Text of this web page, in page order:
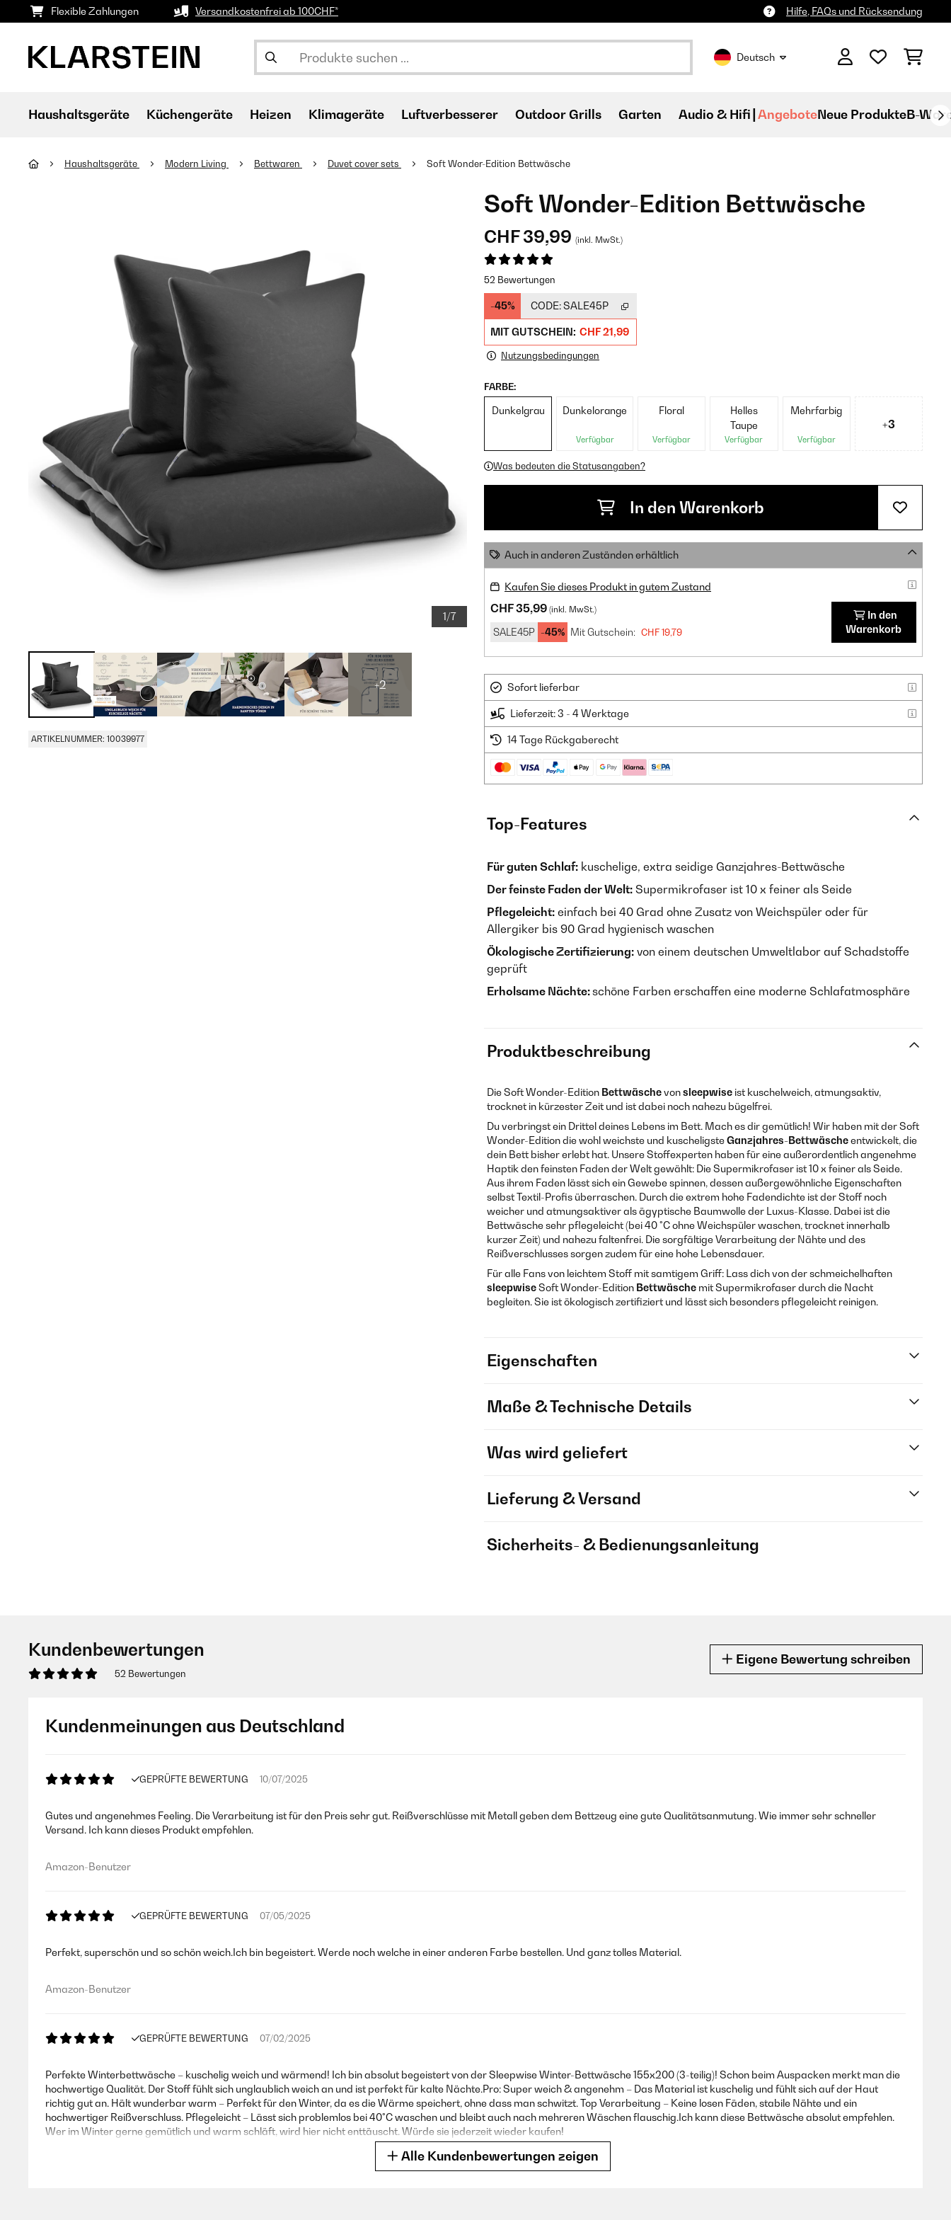
Flexible Zahlungen Versandkostenfrei ab 100CHF* Hilfe, FAQs und Rücksendung
Deutsch
Haushaltsgeräte Küchengeräte Heizen Klimageräte Luftverbesserer Outdoor Grills Garten Audio & Hifi AngeboteNeue ProdukteB-
Haushaltsgeräte Modern Living Bettwaren Duvet cover sets Soft Wonder-Edition Bettwäsche
1/7
+2
ARTIKELNUMMER: 10039977
Soft Wonder-Edition Bettwäsche
CHF 39,99 (inkl. MwSt.)
52 Bewertungen
-45% CODE: SALE45P
MIT GUTSCHEIN: CHF 21,99
Nutzungsbedingungen
FARBE:
Dunkelgrau Dunkelorange
Verfügbar
Floral
Verfügbar
Helles
Taupe
Verfügbar
Mehrfarbig
Verfügbar
+3
Was bedeuten die Statusangaben?
In den Warenkorb
Auch in anderen Zuständen erhältlich
Kaufen Sie dieses Produkt in gutem Zustand
CHF 35,99 (inkl. MwSt.)
SALE45P -45% Mit Gutschein: CHF 19,79
In den
Warenkorb
Sofort lieferbar
Lieferzeit: 3 - 4 Werktage
14 Tage Rückgaberecht
Top-Features
Für guten Schlaf: kuschelige, extra seidige Ganzjahres-Bettwäsche
Der feinste Faden der Welt: Supermikrofaser ist 10 x feiner als Seide
Pflegeleicht: einfach bei 40 Grad ohne Zusatz von Weichspüler oder für
Allergiker bis 90 Grad hygienisch waschen
Ökologische Zertifizierung: von einem deutschen Umweltlabor auf Schadstoffe
geprüft
Erholsame Nächte:schöne Farben erschaffen eine moderne Schlafatmosphäre
Produktbeschreibung
Die Soft Wonder-Edition Bettwäschevonsleepwise ist kuschelweich, atmungsaktiv,
trocknet in kürzester Zeit und ist dabei noch nahezu bügelfrei.
Du verbringst ein Drittel deines Lebens im Bett. Mach es dir gemütlich! Wir haben mit der Soft
Wonder-Edition die wohl weichste und kuscheligsteGanzjahres-Bettwäscheentwickelt, die
dein Bett bisher erlebt hat. Unsere Stoffexperten haben für eine außerordentlich angenehme
Haptik den feinsten Faden der Welt gewählt: Die Supermikrofaser ist 10 x feiner als Seide.
Aus ihrem Faden lässt sich ein Gewebe spinnen, dessen außergewöhnliche Eigenschaften
selbst Textil-Profis überraschen. Durch die extrem hohe Fadendichte ist der Stoff noch
weicher und atmungsaktiver als ägyptische Baumwolle der Luxus-Klasse. Dabei ist die
Bettwäsche sehr pflegeleicht (bei 40 °C ohne Weichspüler waschen, trocknet innerhalb
kurzer Zeit) und nahezu faltenfrei. Die sorgfältige Verarbeitung der Nähte und des
Reißverschlusses sorgen zudem für eine hohe Lebensdauer.
Für alle Fans von leichtem Stoff mit samtigem Griff: Lass dich von der schmeichelhaften
sleepwiseSoft Wonder-Edition Bettwäsche mit Supermikrofaser durch die Nacht
begleiten. Sie ist ökologisch zertifiziert und lässt sich besonders pflegeleicht reinigen.
Eigenschaften
Maße & Technische Details
Was wird geliefert
Lieferung & Versand
Sicherheits- & Bedienungsanleitung
Kundenbewertungen
52 Bewertungen
Eigene Bewertung schreiben
Kundenmeinungen aus Deutschland
GEPRÜFTE BEWERTUNG 10/07/2025
Gutes und angenehmes Feeling. Die Verarbeitung ist für den Preis sehr gut. Reißverschlüsse mit Metall geben dem Bettzeug eine gute Qualitätsanmutung. Wie immer sehr schneller
Versand. Ich kann dieses Produkt empfehlen.
Amazon-Benutzer
GEPRÜFTE BEWERTUNG 07/05/2025
Perfekt, superschön und so schön weich.Ich bin begeistert. Werde noch welche in einer anderen Farbe bestellen. Und ganz tolles Material.
Amazon-Benutzer
GEPRÜFTE BEWERTUNG 07/02/2025
Perfekte Winterbettwäsche – kuschelig weich und wärmend! Ich bin absolut begeistert von der Sleepwise Winter-Bettwäsche 155x200 (3-teilig)! Schon beim Auspacken merkt man die
hochwertige Qualität. Der Stoff fühlt sich unglaublich weich an und ist perfekt für kalte Nächte.Pro: Super weich & angenehm – Das Material ist kuschelig und fühlt sich auf der Haut
richtig gut an. Hält wunderbar warm – Perfekt für den Winter, da es die Wärme speichert, ohne dass man schwitzt. Top Verarbeitung – Keine losen Fäden, stabile Nähte und ein
hochwertiger Reißverschluss. Pflegeleicht – Lässt sich problemlos bei 40°C waschen und bleibt auch nach mehreren Wäschen flauschig.Ich kann diese Bettwäsche absolut empfehlen.
Wer im Winter gerne gemütlich und warm schläft, wird hier nicht enttäuscht. Würde sie jederzeit wieder kaufen!
Alle Kundenbewertungen zeigen